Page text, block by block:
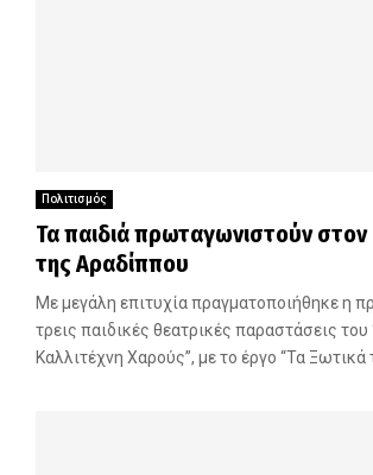
Πολιτισμός
Τα παιδιά πρωταγωνιστούν στον
της Αραδίππου
Με μεγάλη επιτυχία πραγματοποιήθηκε η
τρεις παιδικές θεατρικές παραστάσεις του
Καλλιτέχνη Χαρούς”, με το έργο “Τα Ξωτικά